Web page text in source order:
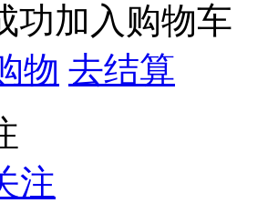
功加入购物车
物 去结算
注